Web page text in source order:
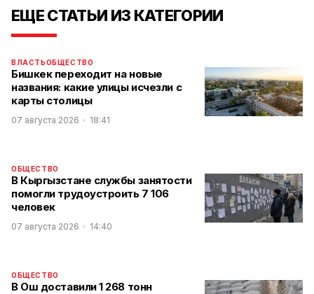
ЕЩЕ СТАТЬИ ИЗ КАТЕГОРИИ
ВЛАСТЬОБЩЕСТВО
Бишкек переходит на новые
названия: какие улицы исчезли с
карты столицы
07 августа 2026 18:41
ОБЩЕСТВО
В Кыргызстане службы занятости
помогли трудоустроить 7 106
человек
07 августа 2026 14:40
ОБЩЕСТВО
В Ош доставили 1 268 тонн